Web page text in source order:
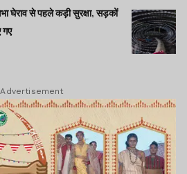
घेराव से पहले कड़ी सुरक्षा, सड़कों
गए
Advertisement